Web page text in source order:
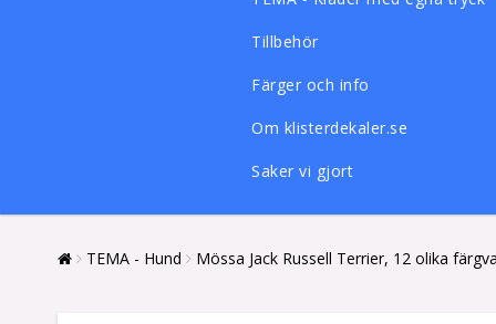
Tillbehör
Färger och info
Om klisterdekaler.se
Saker vi gjort
TEMA - Hund Mössa Jack Russell Terrier, 12 olika